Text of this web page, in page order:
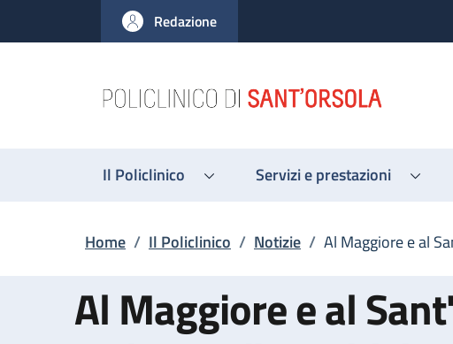
al contenuto principale
to footer content
Redazione
Il Policlinico Servizi e prestazioni
Briciole di pane
Home / Il Policlinico / Notizie / Al Maggiore e al
Al Maggiore e al